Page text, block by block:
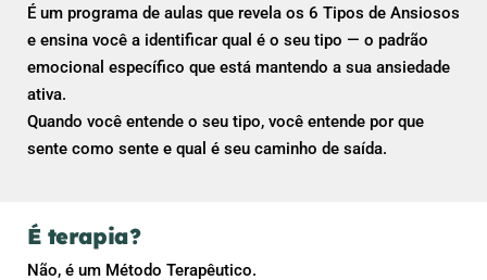
É um programa de aulas que revela os 6 Tipos de Ansiosos
e ensina você a identificar qual é o seu tipo — o padrão
emocional específico que está mantendo a sua ansiedade
ativa.
Quando você entende o seu tipo, você entende por que
sente como sente e qual é seu caminho de saída.
É terapia?
Não, é um Método Terapêutico.